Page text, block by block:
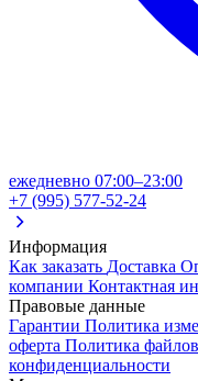
ежедневно 07:00–23:00
+7 (995) 577-52-24
Информация
Как заказать Доставка
компании Контактная
Правовые данные
Гарантии Политика
оферта Политика
конфиденциальности